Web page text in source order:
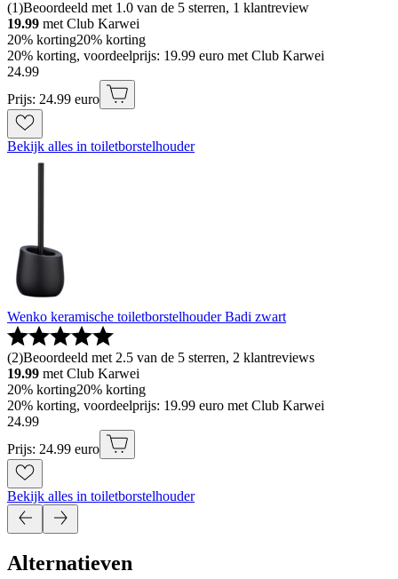
(1)Beoordeeld met 1.0 van de 5 sterren, 1 klantreview
19.99 met Club Karwei
20% korting20% korting
20% korting, voordeelprijs: 19.99 euro met Club Karwei
24.99
Prijs: 24.99 euro
Bekijk alles in toiletborstelhouder
Wenko keramische toiletborstelhouder Badi zwart
(2)Beoordeeld met 2.5 van de 5 sterren, 2 klantreviews
19.99 met Club Karwei
20% korting20% korting
20% korting, voordeelprijs: 19.99 euro met Club Karwei
24.99
Prijs: 24.99 euro
Bekijk alles in toiletborstelhouder
Alternatieven